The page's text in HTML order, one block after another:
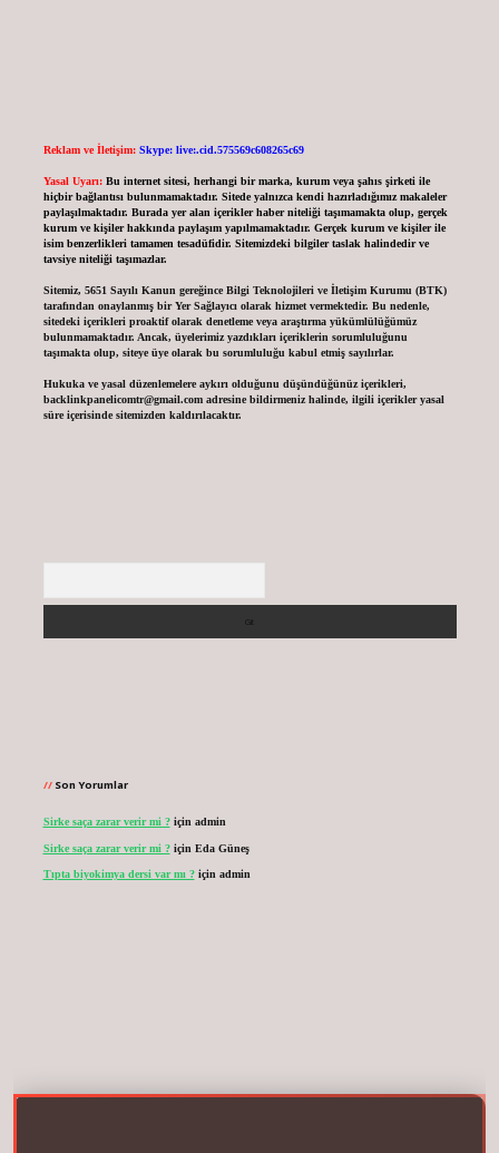
Reklam ve İletişim: Skype: live:.cid.575569c608265c69
Yasal Uyarı: Bu internet sitesi, herhangi bir marka, kurum veya şahıs şirketi ile
hiçbir bağlantısı bulunmamaktadır. Sitede yalnızca kendi hazırladığımız makaleler
paylaşılmaktadır. Burada yer alan içerikler haber niteliği taşımamakta olup, gerçek
kurum ve kişiler hakkında paylaşım yapılmamaktadır. Gerçek kurum ve kişiler ile
isim benzerlikleri tamamen tesadüfidir. Sitemizdeki bilgiler taslak halindedir ve
tavsiye niteliği taşımazlar.
Sitemiz, 5651 Sayılı Kanun gereğince Bilgi Teknolojileri ve İletişim Kurumu (BTK)
tarafından onaylanmış bir Yer Sağlayıcı olarak hizmet vermektedir. Bu nedenle,
sitedeki içerikleri proaktif olarak denetleme veya araştırma yükümlülüğümüz
bulunmamaktadır. Ancak, üyelerimiz yazdıkları içeriklerin sorumluluğunu
taşımakta olup, siteye üye olarak bu sorumluluğu kabul etmiş sayılırlar.
Hukuka ve yasal düzenlemelere aykırı olduğunu düşündüğünüz içerikleri,
backlinkpanelicomtr@gmail.comadresine bildirmeniz halinde, ilgili içerikler yasal
süre içerisinde sitemizden kaldırılacaktır.
Son Yorumlar
Sirke saça zarar verir mi ?için admin
Sirke saça zarar verir mi ?için Eda Güneş
Tıpta biyokimya dersi var mı ?için admin